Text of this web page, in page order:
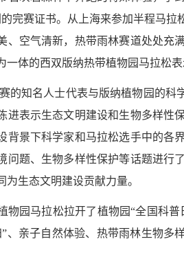
完赛证书。从上海来参加半程马拉
、空气清新，热带雨林赛道处处充
一体的西双版纳热带植物园马拉松表
的知名人士代表与版纳植物园的科
进表示生态文明建设和生物多样性
背景下科学家和马拉松选手中的各
问题、生物多样性保护等话题进行
生态文明建设贡献力量。
物园马拉松拉开了植物园“全国科
、亲子自然体验、热带雨林生物多